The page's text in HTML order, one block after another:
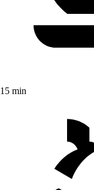
15 min